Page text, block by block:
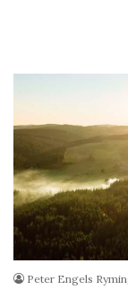
Peter Engels